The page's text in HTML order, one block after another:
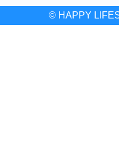
© HAPPY